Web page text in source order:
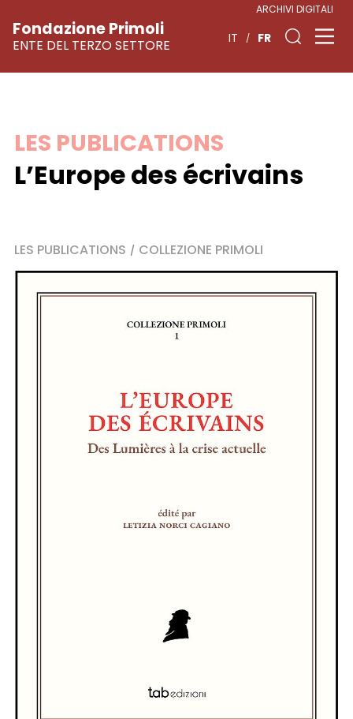
Skip
content
Fondazione Primoli
ENTE DEL TERZO SETTORE
ARCHIVI DIGITALI
IT FR
LES PUBLICATIONS
L’Europe des écrivains
LES PUBLICATIONS / COLLEZIONE PRIMOLI